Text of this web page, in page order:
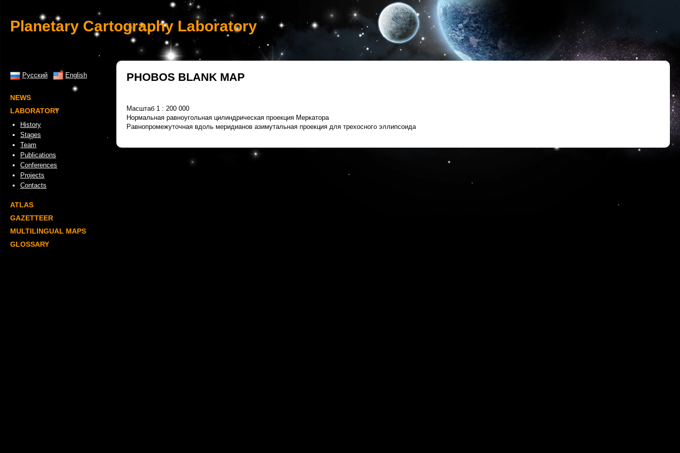
Planetary Cartography Laboratory
PHOBOS BLANK MAP
Масштаб 1 : 200 000
Нормальная равноугольная цилиндрическая проекция Меркатора
Равнопромежуточная вдоль меридианов азимутальная проекция для трехосного эллипсоида
Русский English
NEWS
LABORATORY
History
Stages
Team
Publications
Conferences
Projects
Contacts
ATLAS
GAZETTEER
MULTILINGUAL MAPS
GLOSSARY